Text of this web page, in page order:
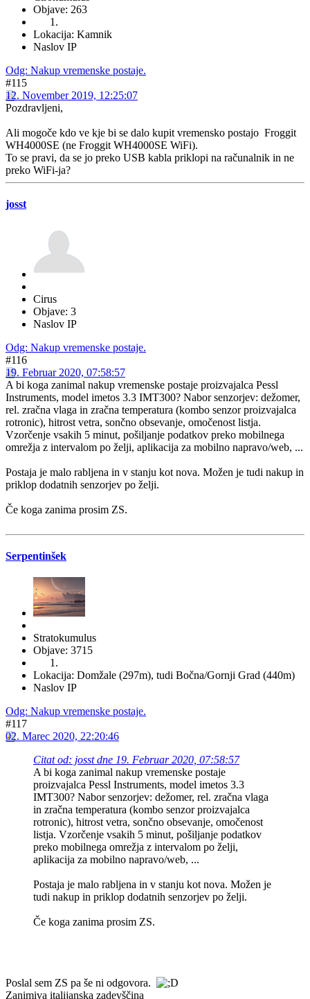
Objave: 263
Lokacija: Kamnik
Naslov IP
Odg: Nakup vremenske postaje.
#115
12. November 2019, 12:25:07
Pozdravljeni,
Ali mogoče kdo ve kje bi se dalo kupit vremensko postajo Froggit
WH4000SE (ne Froggit WH4000SE WiFi).
To se pravi, da se jo preko USB kabla priklopi na računalnik in ne
preko WiFi-ja?
josst
Cirus
Objave: 3
Naslov IP
Odg: Nakup vremenske postaje.
#116
19. Februar 2020, 07:58:57
A bi koga zanimal nakup vremenske postaje proizvajalca Pessl
Instruments, model imetos 3.3 IMT300? Nabor senzorjev: dežomer,
rel. zračna vlaga in zračna temperatura (kombo senzor proizvajalca
rotronic), hitrost vetra, sončno obsevanje, omočenost listja.
Vzorčenje vsakih 5 minut, pošiljanje podatkov preko mobilnega
omrežja z intervalom po želji, aplikacija za mobilno napravo/web, ...
Postaja je malo rabljena in v stanju kot nova. Možen je tudi nakup in
priklop dodatnih senzorjev po želji.
Če koga zanima prosim ZS.
Serpentinšek
Stratokumulus
Objave: 3715
Lokacija: Domžale (297m), tudi Bočna/Gornji Grad (440m)
Naslov IP
Odg: Nakup vremenske postaje.
#117
02. Marec 2020, 22:20:46
Citat od: josst dne 19. Februar 2020, 07:58:57
A bi koga zanimal nakup vremenske postaje
proizvajalca Pessl Instruments, model imetos 3.3
IMT300? Nabor senzorjev: dežomer, rel. zračna vlaga
in zračna temperatura (kombo senzor proizvajalca
rotronic), hitrost vetra, sončno obsevanje, omočenost
listja. Vzorčenje vsakih 5 minut, pošiljanje podatkov
preko mobilnega omrežja z intervalom po želji,
aplikacija za mobilno napravo/web, ...
Postaja je malo rabljena in v stanju kot nova. Možen je
tudi nakup in priklop dodatnih senzorjev po želji.
Če koga zanima prosim ZS.
Poslal sem ZS pa še ni odgovora.
Zanimiva italijanska zadevščina